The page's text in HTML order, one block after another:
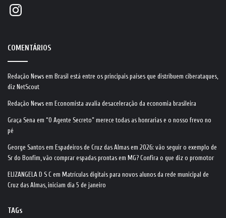
Instagram
COMENTÁRIOS
Redação News em Brasil está entre os principais países que distribuem ciberataques,
diz NetScout
Redação News em Economista avalia desaceleração da economia brasileira
Graça Sena em “O Agente Secreto” merece todas as honrarias e o nosso frevo no
pé
George Santos em Espadeiros de Cruz das Almas em 2026: vão seguir o exemplo de
Sr do Bonfim, vão comprar espadas prontas em MG? Confira o que diz o promotor
ELIZANGELA D S C em Matrículas digitais para novos alunos da rede municipal de
Cruz das Almas, iniciam dia 5 de janeiro
TAGs